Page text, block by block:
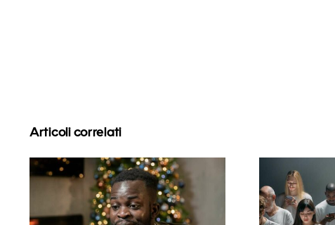
Articoli correlati
Come nascondere i